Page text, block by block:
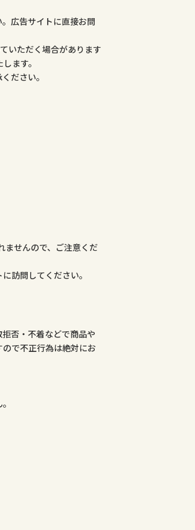
広告サイトに直接お問
いただく場合があります
ます。
ださい。
ませんので、ご注意くだ
訪問してください。
否・不着などで商品や
で不正行為は絶対にお